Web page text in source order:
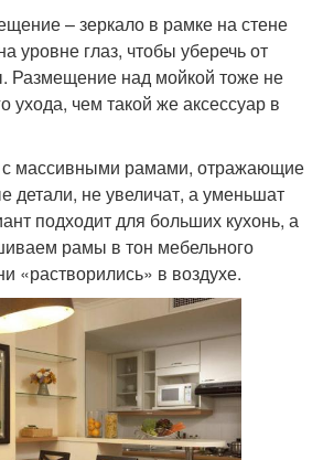
– зеркало в рамке на стене
уровне глаз, чтобы уберечь от
Размещение над мойкой тоже не
ухода, чем такой же аксессуар в
массивными рамами, отражающие
детали, не увеличат, а уменьшат
подходит для больших кухонь, а
рамы в тон мебельного
«растворились» в воздухе.